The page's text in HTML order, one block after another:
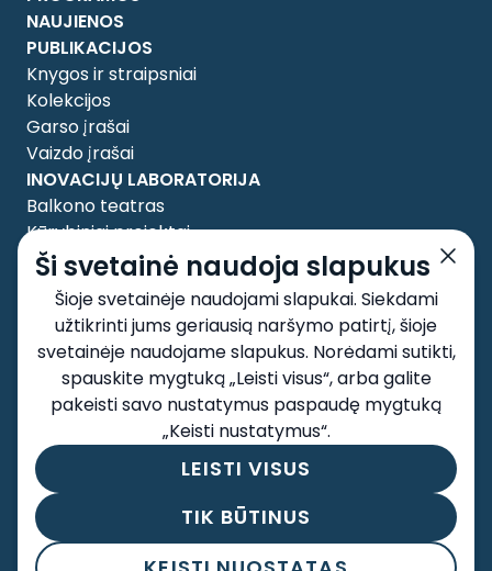
Ši svetainė naudoja slapukus
Šioje svetainėje naudojami slapukai. Siekdami
užtikrinti jums geriausią naršymo patirtį, šioje
svetainėje naudojame slapukus. Norėdami sutikti,
spauskite mygtuką „Leisti visus“, arba galite
pakeisti savo nustatymus paspaudę mygtuką
„Keisti nustatymus“.
LEISTI VISUS
TIK BŪTINUS
NAUJIENOS
PUBLIKACIJOS
Knygos ir straipsniai
Kolekcijos
Garso įrašai
Vaizdo įrašai
INOVACIJŲ LABORATORIJA
Balkono teatras
Kūrybiniai projektai
APIE MUS
Tyrėjai
Taryba
Kontaktai
SOCIALINIAI TINKLAI
Taisyklės ir sąlygos
Privatumo politika
Autorių teisės 2026 © Excellence Project. Visos
teisės saugomos.